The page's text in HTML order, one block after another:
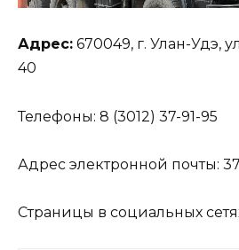
Адрес: 670049, г. Улан-Удэ,
40
Телефоны: 8 (3012) 37-91-95
Адрес электронной почты:
Страницы в социальных